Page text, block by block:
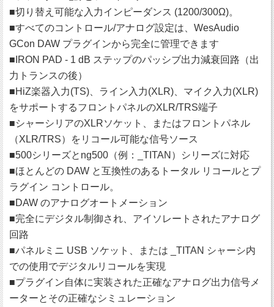
■切り替え可能な入力インピーダンス (1200/300Ω)。
■すべてのコントロール/アナログ設定は、WesAudio
GCon DAW プラグインから完全に管理できます
■IRON PAD - 1 dB ステップのパッシブ出力減衰回路（出
力トランスの後）
■HiZ楽器入力(TS)、ライン入力(XLR)、マイク入力(XLR)
をサポートするフロントパネルのXLR/TRS端子
■シャーシリアのXLRソケット、またはフロントパネル
（XLR/TRS）をリコール可能な信号ソース
■500シリーズとng500（例：_TITAN）シリーズに対応
■ほとんどの DAW と互換性のあるトータル リコールとプ
ラグイン コントロール。
■DAW のアナログオートメーション
■完全にデジタル制御され、アイソレートされたアナログ
回路
■パネルミニ USB ソケット、または _TITAN シャーシ内
での使用でデジタルリコールを実現
■プラグイン自体に実装された正確なアナログ出力信号メ
ーターとその正確なシミュレーション